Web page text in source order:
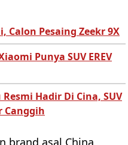
Calon Pesaing Zeekr 9X
Punya SUV EREV
Hadir Di Cina, SUV
Canggih
brand asal China